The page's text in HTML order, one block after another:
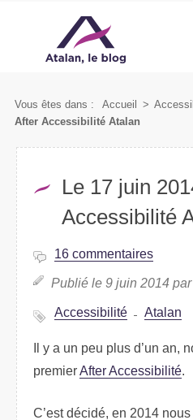
Vous êtes dans : Accueil >
After Accessibilité Atalan
Le 17 juin
Accessibilité
16 commentaires
Publié le 9 juin 2014 par
Accessibilité Atalan
Il y a un peu plus d’un an,
premierAfter Accessibilité.
C’est décidé, en 2014